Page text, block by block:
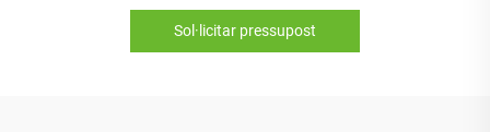
Sol·licitar pressupost